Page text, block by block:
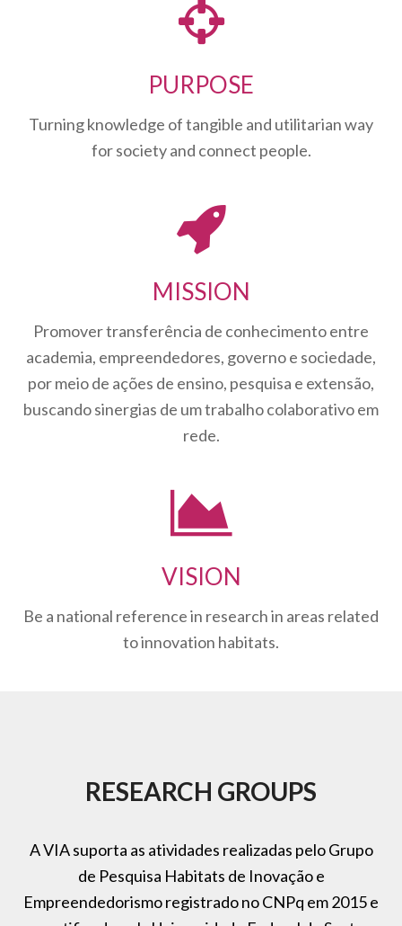
PURPOSE
Turning knowledge of tangible and utilitarian way
for society and connect people.
MISSION
Promover transferência de conhecimento entre
academia, empreendedores, governo e sociedade,
por meio de ações de ensino, pesquisa e extensão,
buscando sinergias de um trabalho colaborativo em
rede.
VISION
Be a national reference in research in areas related
to innovation habitats.
RESEARCH GROUPS
A VIA suporta as atividades realizadas pelo Grupo
de Pesquisa Habitats de Inovação e
Empreendedorismo registrado no CNPq em 2015 e